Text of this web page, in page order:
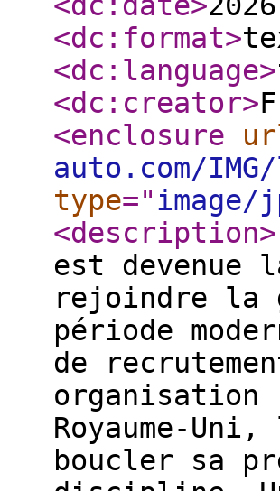
<dc:format>
<dc:language>
<dc:creator>
<enclosure
auto.com/
type="image/
<description>
est devenue
rejoindre la
période
de
Royaume-
boucler sa